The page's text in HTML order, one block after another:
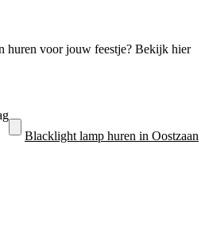
huren voor jouw feestje? Bekijk hier
Blacklight lamp huren in Oostzaan